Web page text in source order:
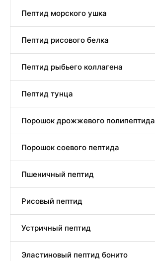
Пептид морского ушка
Пептид рисового белка
Пептид рыбьего коллагена
Пептид тунца
Порошок дрожжевого полипептида
Порошок соевого пептида
Пшеничный пептид
Рисовый пептид
Устричный пептид
Эластиновый пептид бонито